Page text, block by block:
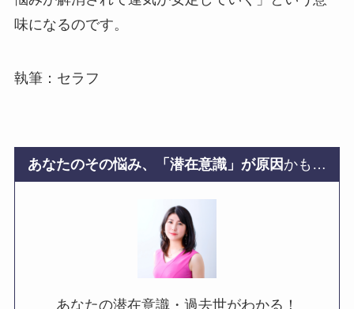
味になるのです。
執筆：セラフ
あなたのその悩み、「潜在意識」が原因 かも…
あなたの潜在意識・過去世がわかる！